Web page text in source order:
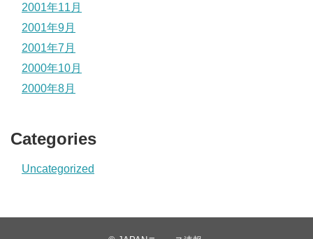
2001年11月
2001年9月
2001年7月
2000年10月
2000年8月
Categories
Uncategorized